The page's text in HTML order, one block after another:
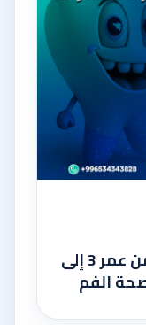
كيفية تنظيف أسنان الطفل من عمر 3 إلى